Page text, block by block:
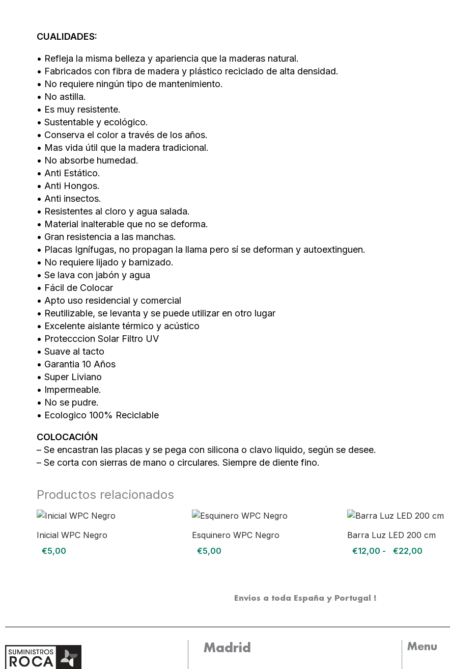
CUALIDADES:
• Refleja la misma belleza y apariencia que la maderas natural.
• Fabricados con fibra de madera y plástico reciclado de alta densidad.
• No requiere ningún tipo de mantenimiento.
• No astilla.
• Es muy resistente.
• Sustentable y ecológico.
• Conserva el color a través de los años.
• Mas vida útil que la madera tradicional.
• No absorbe humedad.
• Anti Estático.
• Anti Hongos.
• Anti insectos.
• Resistentes al cloro y agua salada.
• Material inalterable que no se deforma.
• Gran resistencia a las manchas.
• Placas Ignífugas, no propagan la llama pero sí se deforman y autoextinguen.
• No requiere lijado y barnizado.
• Se lava con jabón y agua
• Fácil de Colocar
• Apto uso residencial y comercial
• Reutilizable, se levanta y se puede utilizar en otro lugar
• Excelente aislante térmico y acústico
• Protecccion Solar Filtro UV
• Suave al tacto
• Garantia 10 Años
• Super Liviano
• Impermeable.
• No se pudre.
• Ecologico 100% Reciclable
COLOCACIÓN
– Se encastran las placas y se pega con silicona o clavo liquido, según se desee.
– Se corta con sierras de mano o circulares. Siempre de diente fino.
Productos relacionados
Inicial WPC Negro
€5,00
Esquinero WPC Negro
€5,00
Barra Luz LED 200 cm
€12,00 - €22,00
Rango
precios:
Envios a toda España y Portugal !
Madrid Menu